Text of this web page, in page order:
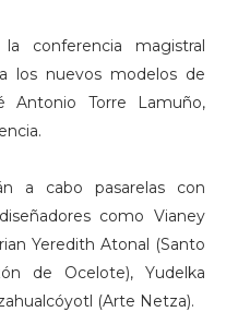
conferencia magistral
los nuevos modelos de
Antonio Torre Lamuño,
a cabo pasarelas con
como Vianey
Yeredith Atonal (Santo
de Ocelote), Yudelka
(Arte Netza).